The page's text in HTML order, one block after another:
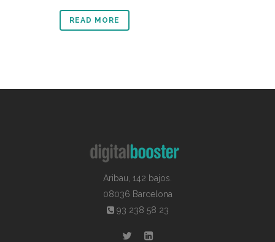
READ MORE
Aribau, 142 bajos.
08036 Barcelona
93 238 58 23